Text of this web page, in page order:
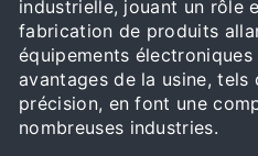
industrielle, jouant un rôle
fabrication de produits
équipements
avantages de la usine,
précision, en font une
nombreuses industries.